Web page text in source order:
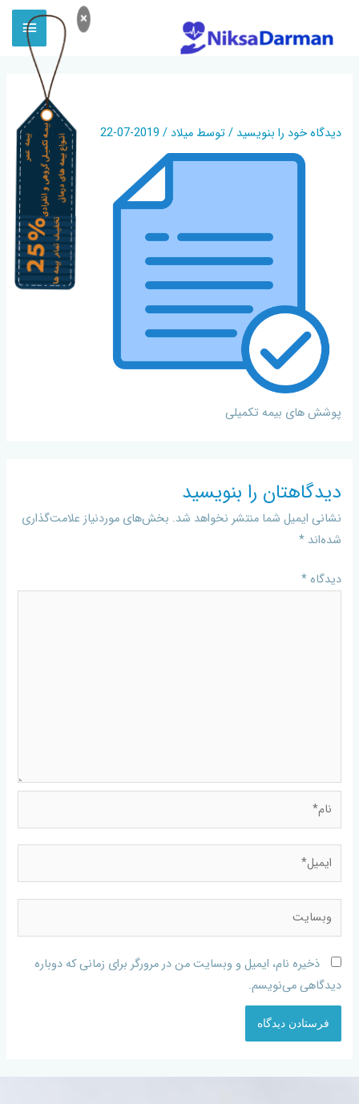
×
دیدگاه‌ خود را بنویسید / توسطمیلاد/
2019-07-22
پوشش های بیمه تکمیلی
دیدگاهتان را بنویسید
نشانی ایمیل شما منتشر نخواهد شد. بخش‌های موردنیاز علامت‌گذاری
شده‌اند*
دیدگاه*
ذخیره نام، ایمیل و وبسایت من در مرورگر برای زمانی که دوباره
دیدگاهی می‌نویسم.